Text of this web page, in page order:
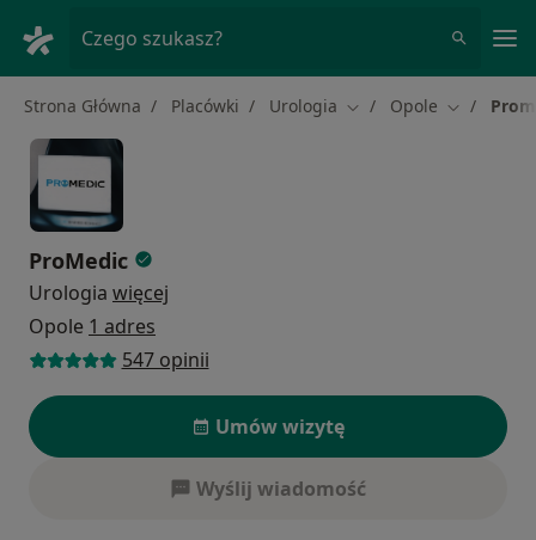
Czego szukasz?
Strona Główna Placówki Urologia Zmień miasto
Opole Zmień
ProMedic
Urologia więcej
Opole 1 adres
547 opinii
Umów wizytę
Wyślij wiadomość